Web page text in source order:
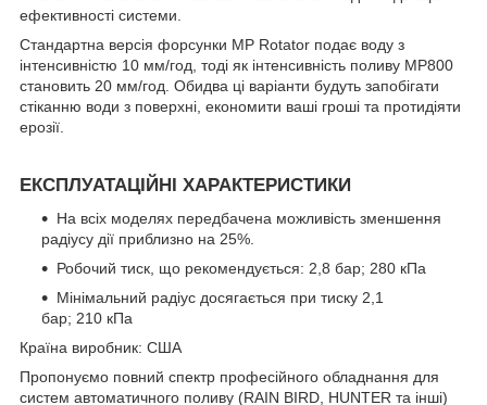
ефективності системи.
Стандартна версія форсунки MP Rotator подає воду з
інтенсивністю 10 мм/год, тоді як інтенсивність поливу MP800
становить 20 мм/год. Обидва ці варіанти будуть запобігати
стіканню води з поверхні, економити ваші гроші та протидіяти
ерозії.
ЕКСПЛУАТАЦІЙНІ ХАРАКТЕРИСТИКИ
На всіх моделях передбачена можливість зменшення
радіусу дії приблизно на 25%.
Робочий тиск, що рекомендується: 2,8 бар; 280 кПа
Мінімальний радіус досягається при тиску 2,1
бар; 210 кПа
Країна виробник: США
Пропонуємо повний спектр професійного обладнання для
систем автоматичного поливу (RAIN BIRD, HUNTER та інші)